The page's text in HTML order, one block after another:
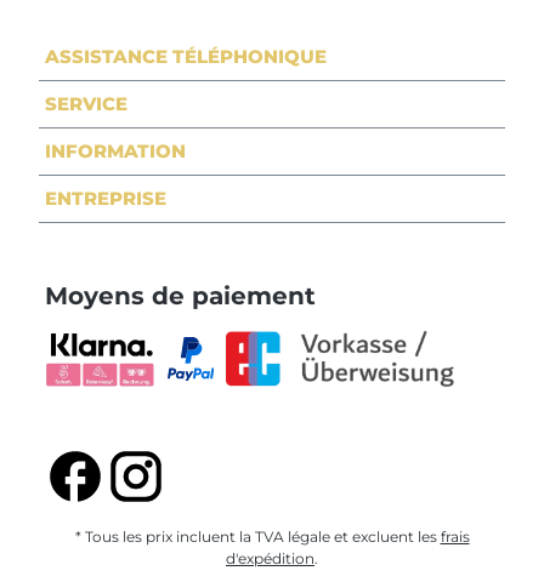
ASSISTANCE TÉLÉPHONIQUE
SERVICE
INFORMATION
ENTREPRISE
Moyens de paiement
* Tous les prix incluent la TVA légale et excluent les frais
d'expédition.